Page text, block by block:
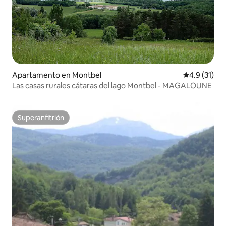
Apartamento en Montbel Calificación
4.9 (31)
Las casas rurales cátaras del lago Montbel - MAGALOUNE
Superanfitrión
Superanfitrión